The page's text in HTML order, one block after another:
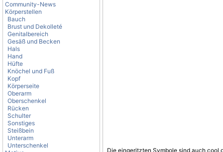
Community-News
Körperstellen
Bauch
Brust und Dekolleté
Genitalbereich
Gesäß und Becken
Hals
Hand
Hüfte
Knöchel und Fuß
Kopf
Körperseite
Oberarm
Oberschenkel
Rücken
Schulter
Sonstiges
Steißbein
Unterarm
Unterschenkel
Die eingeritzten Symbole sind auch cool